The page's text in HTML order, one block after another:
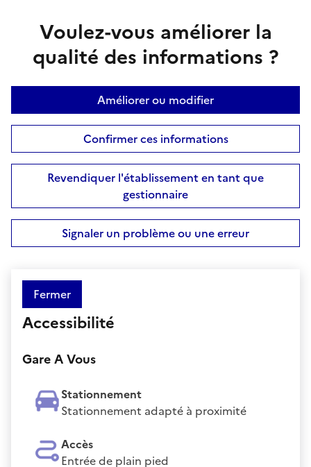
Voulez-vous améliorer la
qualité des informations ?
Améliorer ou modifier
Confirmer ces informations
Revendiquer l'établissement en tant que
gestionnaire
Signaler un problème ou une erreur
Fermer
Accessibilité
Gare A Vous
Stationnement
Stationnement adapté à proximité
Accès
Entrée de plain pied